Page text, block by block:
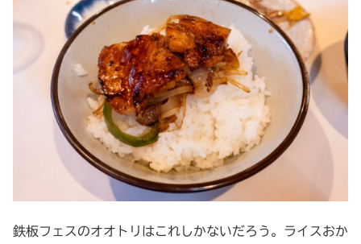
鉄板フェスのオオトリはこれしかないだろう。ライスおか